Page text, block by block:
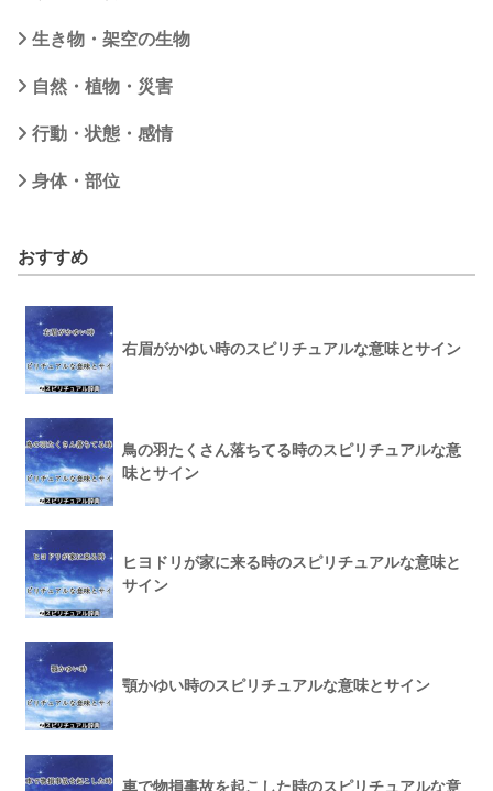
生き物・架空の生物
自然・植物・災害
行動・状態・感情
身体・部位
おすすめ
右眉がかゆい時のスピリチュアルな意味とサイン
鳥の羽たくさん落ちてる時のスピリチュアルな意
味とサイン
ヒヨドリが家に来る時のスピリチュアルな意味と
サイン
顎かゆい時のスピリチュアルな意味とサイン
車で物損事故を起こした時のスピリチュアルな意